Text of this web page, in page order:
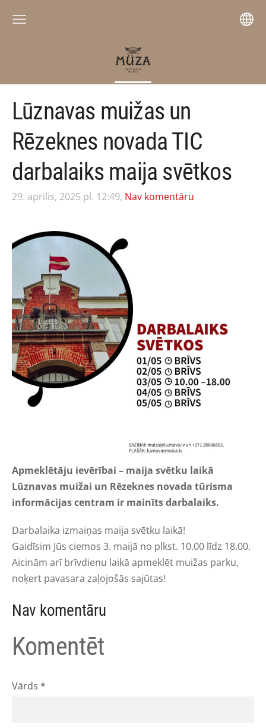
Lūznavas muižas un
Rēzeknes novada TIC
darbalaiks maija svētkos
29. aprīlis, 2025 pl. 12:49, Nav komentāru
Apmeklētāju ievērībai – maija svētku laikā
Lūznavas muižai un Rēzeknes novada tūrisma
informācijas centram ir mainīts darbalaiks.
Darbalaika izmaiņas maija svētku laikā!
Gaidīsim Jūs ciemos 3. maijā no plkst. 10.00 līdz 18.00.
Aicinām arī brīvdienu laikā apmeklēt muižas parku,
noķert pavasara zaļojošās sajūtas!
Nav komentāru
Komentēt
Vārds *